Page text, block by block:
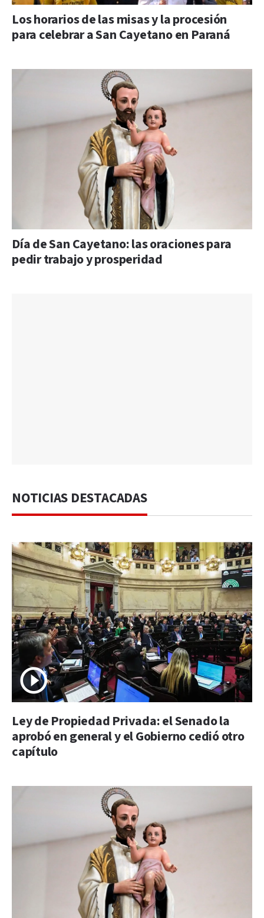
Los horarios de las misas y la procesión
para celebrar a San Cayetano en Paraná
Día de San Cayetano: las oraciones para
pedir trabajo y prosperidad
NOTICIAS DESTACADAS
Ley de Propiedad Privada: el Senado la
aprobó en general y el Gobierno cedió otro
capítulo